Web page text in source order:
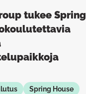
tukee Spring
Spring House